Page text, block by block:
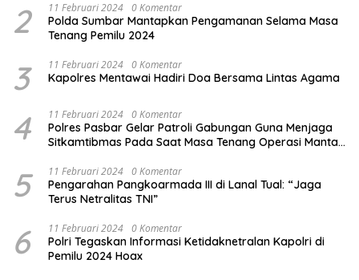
2 11 Februari 2024 0 Komentar
Polda Sumbar Mantapkan Pengamanan Selama Masa
Tenang Pemilu 2024
3 11 Februari 2024 0 Komentar
Kapolres Mentawai Hadiri Doa Bersama Lintas Agama
4 11 Februari 2024 0 Komentar
Polres Pasbar Gelar Patroli Gabungan Guna Menjaga
Sitkamtibmas Pada Saat Masa Tenang Operasi Mantap
5 11 Februari 2024 0 Komentar
Pengarahan Pangkoarmada III di Lanal Tual: “Jaga
Terus Netralitas TNI”
6 11 Februari 2024 0 Komentar
Polri Tegaskan Informasi Ketidaknetralan Kapolri di
Pemilu 2024 Hoax